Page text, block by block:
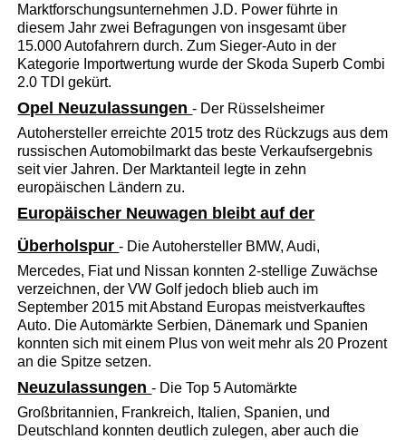
Marktforschungsunternehmen J.D. Power führte in
diesem Jahr zwei Befragungen von insgesamt über
15.000 Autofahrern durch. Zum Sieger-Auto in der
Kategorie Importwertung wurde der Skoda Superb Combi
2.0 TDI gekürt.
Opel Neuzulassungen- Der Rüsselsheimer
Autohersteller erreichte 2015 trotz des Rückzugs aus dem
russischen Automobilmarkt das beste Verkaufsergebnis
seit vier Jahren. Der Marktanteil legte in zehn
europäischen Ländern zu.
Europäischer Neuwagen bleibt auf der
Überholspur- Die Autohersteller BMW, Audi,
Mercedes, Fiat und Nissan konnten 2-stellige Zuwächse
verzeichnen, der VW Golf jedoch blieb auch im
September 2015 mit Abstand Europas meistverkauftes
Auto. Die Automärkte Serbien, Dänemark und Spanien
konnten sich mit einem Plus von weit mehr als 20 Prozent
an die Spitze setzen.
Neuzulassungen- Die Top 5 Automärkte
Großbritannien, Frankreich, Italien, Spanien, und
Deutschland konnten deutlich zulegen, aber auch die